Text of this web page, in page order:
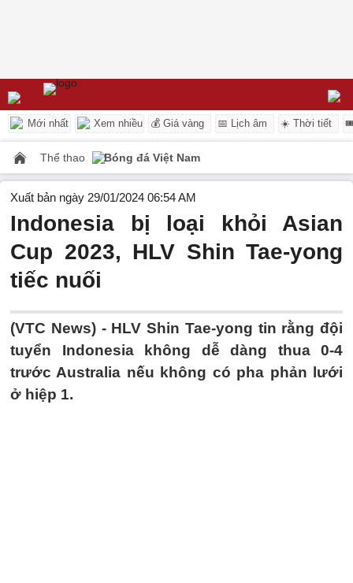
Mới nhất Xem nhiều 💰 Giá vàng 📅 Lịch âm ☀️ Thời tiết
Thể thao Bóng đá Việt Nam
Xuất bản ngày 29/01/2024 06:54 AM
Indonesia bị loại khỏi Asian
Cup 2023, HLV Shin Tae-yong
tiếc nuối
(VTC News) - HLV Shin Tae-yong tin rằng đội
tuyển Indonesia không dễ dàng thua 0-4
trước Australia nếu không có pha phản lưới
ở hiệp 1.